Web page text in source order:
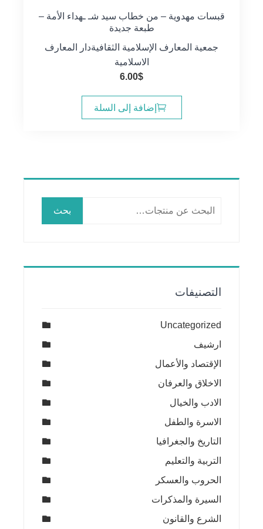
قبسات مهدوية – من خطاب سيد شـ ـهداء الأمة –
طبعة جديدة
جمعية المعارف الإسلامية الثقافيةدار المعارف
الاسلامية
6.00$
إضافة إلى السلة
بحث
التصنيفات
Uncategorized
ارشيف
الإقتصاد والأعمال
الاخلاق والعرفان
الادب والخيال
الاسرة والطفل
التاريخ والجغرافيا
التربية والتعليم
الحروب والعسكر
السيرة والمذكرات
الشرع والقانون